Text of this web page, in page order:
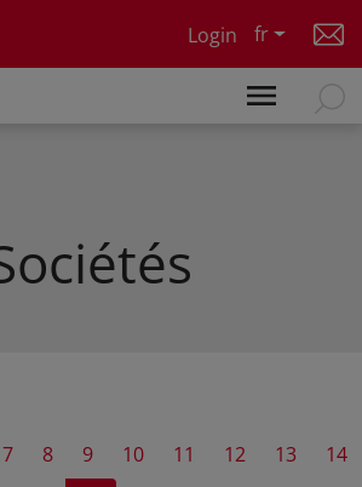
Login
fr
Page
7 Page
8 Page
9 Page
10 Page
11 Page
12 Page
13
14